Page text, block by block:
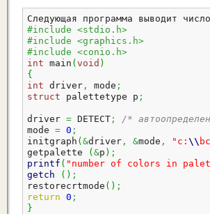
Следующая программа выводит
#include <stdio.h>
#include <graphics.h>
#include <conio.h>
int main ( void )
{
int driver , mode ;
struct palettetype p ;
driver = DETECT ;
/*
mode = 0 ;
initgraph ( &driver , &mode , "c: \\
getpalette
( &p ) ;
printf ( "number of colors in
getch
( ) ;
restorecrtmode ( ) ;
return 0 ;
}